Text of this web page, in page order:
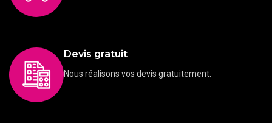
Devis gratuit
Nous réalisons vos devis gratuitement.